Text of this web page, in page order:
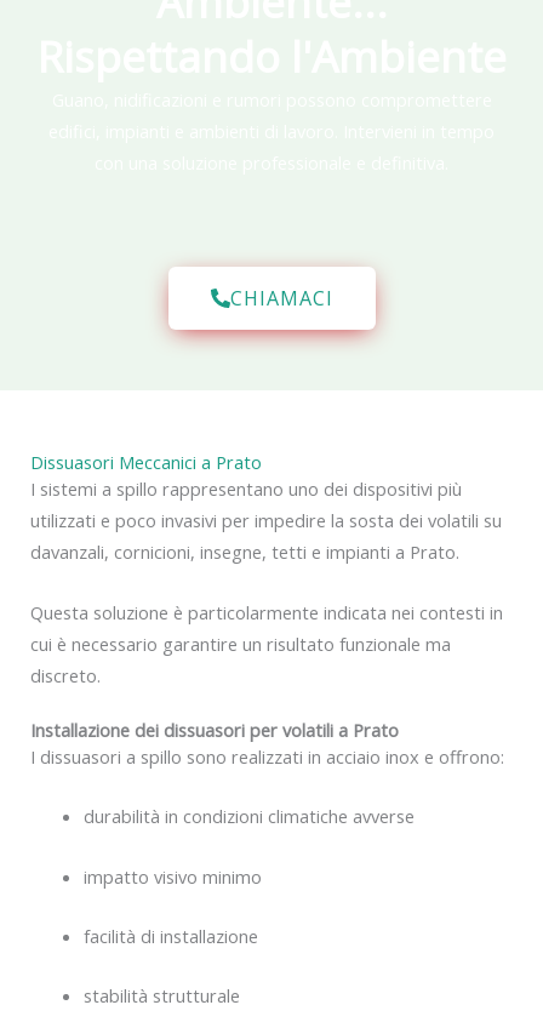
CHIAMACI
Dissuasori Meccanici a Prato
I sistemi a spillo rappresentano uno dei dispositivi più
utilizzati e poco invasivi per impedire la sosta dei volatili su
davanzali, cornicioni, insegne, tetti e impianti a Prato.
Questa soluzione è particolarmente indicata nei contesti in
cui è necessario garantire un risultato funzionale ma
discreto.
Installazione dei dissuasori per volatili a Prato
I dissuasori a spillo sono realizzati in acciaio inox e offrono:
durabilità in condizioni climatiche avverse
impatto visivo minimo
facilità di installazione
stabilità strutturale